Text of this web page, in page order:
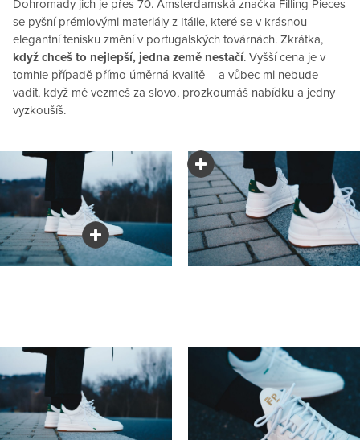
Dohromady jich je přes 70. Amsterdamská značka Filling Pieces
se pyšní prémiovými materiály z Itálie, které se v krásnou
elegantní tenisku změní v portugalských továrnách. Zkrátka,
když chceš to nejlepší, jedna země nestačí. Vyšší cena je v
tomhle případě přímo úměrná kvalitě – a vůbec mi nebude
vadit, když mě vezmeš za slovo, prozkoumáš nabídku a jedny
vyzkoušíš.